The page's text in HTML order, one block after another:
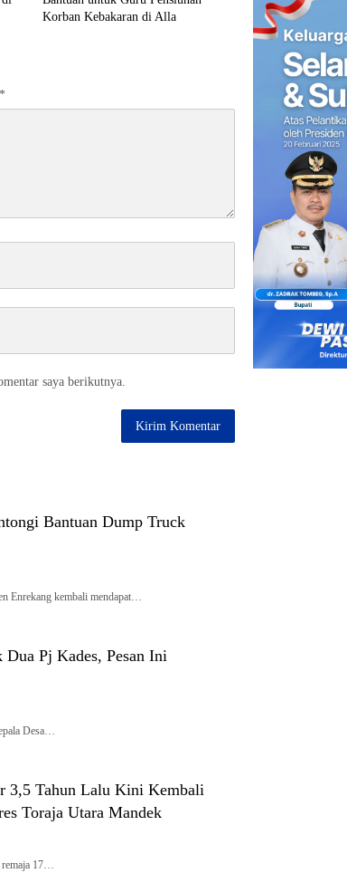
Korban Kebakaran di Alla
*
saya berikutnya.
Bantuan Dump Truck
Enrekang kembali mendapat…
Pj Kades, Pesan Ini
Desa…
3,5 Tahun Lalu Kini Kembali
Toraja Utara Mandek
remaja 17…